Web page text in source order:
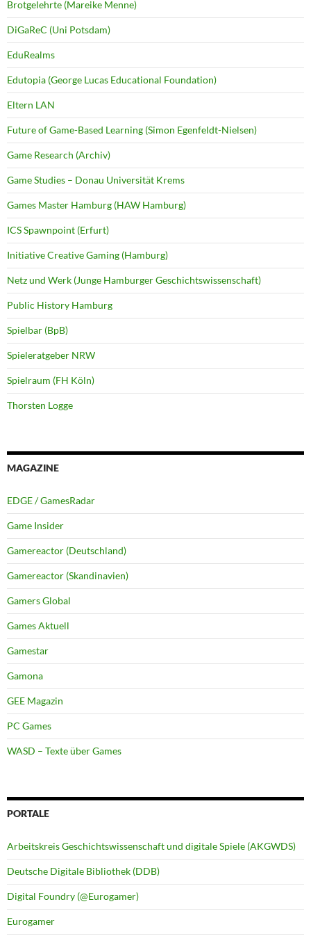
Brotgelehrte (Mareike Menne)
DiGaReC (Uni Potsdam)
EduRealms
Edutopia (George Lucas Educational Foundation)
Eltern LAN
Future of Game-Based Learning (Simon Egenfeldt-Nielsen)
Game Research (Archiv)
Game Studies – Donau Universität Krems
Games Master Hamburg (HAW Hamburg)
ICS Spawnpoint (Erfurt)
Initiative Creative Gaming (Hamburg)
Netz und Werk (Junge Hamburger Geschichtswissenschaft)
Public History Hamburg
Spielbar (BpB)
Spieleratgeber NRW
Spielraum (FH Köln)
Thorsten Logge
MAGAZINE
EDGE / GamesRadar
Game Insider
Gamereactor (Deutschland)
Gamereactor (Skandinavien)
Gamers Global
Games Aktuell
Gamestar
Gamona
GEE Magazin
PC Games
WASD – Texte über Games
PORTALE
Arbeitskreis Geschichtswissenschaft und digitale Spiele (AKGWDS)
Deutsche Digitale Bibliothek (DDB)
Digital Foundry (@Eurogamer)
Eurogamer